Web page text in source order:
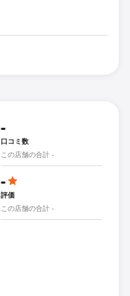
-
口コミ数
この店舗の合計 -
-
評価
この店舗の合計 -